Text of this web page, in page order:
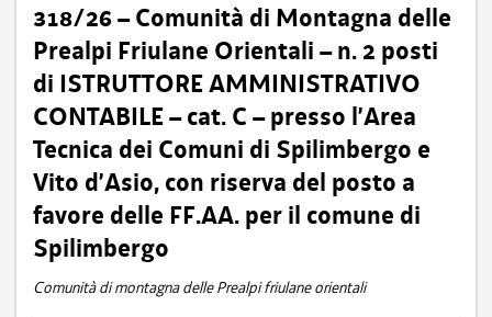
318/26 – Comunità di Montagna delle
Prealpi Friulane Orientali – n. 2 posti
di ISTRUTTORE AMMINISTRATIVO
CONTABILE – cat. C – presso l’Area
Tecnica dei Comuni di Spilimbergo e
Vito d’Asio, con riserva del posto a
favore delle FF.AA. per il comune di
Spilimbergo
Comunità di montagna delle Prealpi friulane orientali